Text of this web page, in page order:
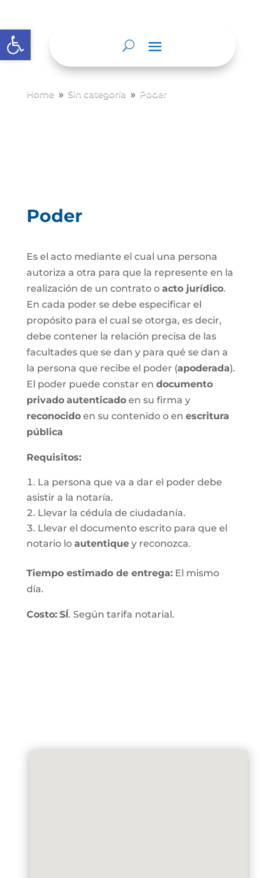
Abrir barra de herramientas
Home 9 Sin categoría 9 Poder
Poder
Es el acto mediante el cual una persona
autoriza a otra para que la represente en la
realización de un contrato o acto jurídico.
En cada poder se debe especificar el
propósito para el cual se otorga, es decir,
debe contener la relación precisa de las
facultades que se dan y para qué se dan a
la persona que recibe el poder (apoderada).
El poder puede constar en documento
privado autenticadoen su firma y
reconocidoen su contenido o en escritura
pública
Requisitos:
La persona que va a dar el poder debe
asistir a la notaría.
Llevar la cédula de ciudadanía.
Llevar el documento escrito para que el
notario lo autentiquey reconozca.
Tiempo estimado de entrega:El mismo
día.
Costo: SÍ. Según tarifa notarial.